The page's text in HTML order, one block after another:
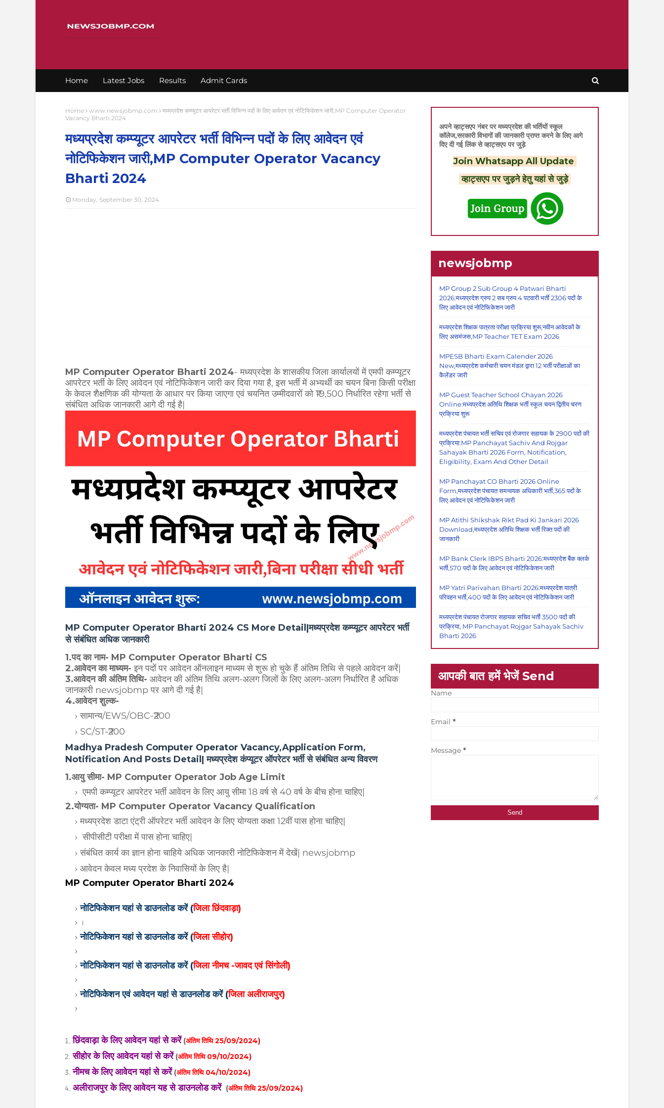
Home Latest Jobs Results Admit Cards
Home www.newsjobmp.com
मध्यप्रदेश कम्प्यूटर आपरेटर भर्ती विभिन्न पदों के लिए आवेदन एवं नोटिफिकेशन जारी,MP Computer Operator
Vacancy Bharti 2024
मध्यप्रदेश कम्प्यूटर आपरेटर भर्ती विभिन्न पदों के लिए आवेदन एवं
नोटिफिकेशन जारी,MP Computer Operator Vacancy
Bharti 2024
Monday, September 30, 2024
MP Computer Operator Bharti 2024- मध्यप्रदेश के शासकीय जिला कार्यालयों में एमपी कम्प्यूटर
आपरेटर भर्ती के लिए आवेदन एवं नोटिफिकेशन जारी कर दिया गया है, इस भर्ती में अभ्यर्थी का चयन बिना किसी परीक्षा
के केवल शैक्षणिक की योग्यता के आधार पर किया जाएगा एवं चयनित उम्मीदवारों को ₹19,500 निर्धारित रहेगा भर्ती से
संबंधित अधिक जानकारी आगे दी गई है|
MP Computer Operator Bharti 2024 CS More Detail|मध्यप्रदेश कम्प्यूटर आपरेटर भर्ती
से संबंधित अधिक जानकारी
1.पद का नाम- MP Computer Operator Bharti CS
2.आवेदन का माध्यम-इन पदों पर आवेदन ऑनलाइन माध्यम से शुरू हो चुके हैं अंतिम तिथि से पहले आवेदन करें|
3.आवेदन की अंतिम तिथि- आवेदन की अंतिम तिथि अलग-अलग जिलों के लिए अलग-अलग निर्धारित है अधिक
जानकारी newsjobmp पर आगे दी गई है|
4.आवेदन शुल्क-
सामान्य/EWS/OBC-₹200
SC/ST-₹200
Madhya Pradesh Computer Operator Vacancy,Application Form,
Notification And Posts Detail| मध्यप्रदेश कंप्यूटर ऑपरेटर भर्ती से संबंधित अन्य विवरण
1.आयु सीमा- MP Computer Operator Job Age Limit
एमपी कम्प्यूटर आपरेटर भर्ती आवेदन के लिए आयु सीमा 18 वर्ष से 40 वर्ष के बीच होना चाहिए|
2.योग्यता- MP Computer Operator Vacancy Qualification
मध्यप्रदेश डाटा एंट्री ऑपरेटर भर्ती आवेदन के लिए योग्यता कक्षा 12वीं पास होना चाहिए|
सीपीसीटी परीक्षा में पास होना चाहिए|
संबंधित कार्य का ज्ञान होना चाहिये अधिक जानकारी नोटिफिकेशन में देखें| newsjobmp
आवेदन केवल मध्य प्रदेश के निवासियों के लिए है|
MP Computer Operator Bharti 2024
नोटिफिकेशन यहां से डाउनलोड करें (जिला छिंदवाड़ा)
।
नोटिफिकेशन यहां से डाउनलोड करें (जिला सीहोर)
नोटिफिकेशन यहां से डाउनलोड करें (जिला नीमच -जावद एवं सिंगोली)
नोटिफिकेशन एवं आवेदन यहां से डाउनलोड करें (जिला अलीराजपुर)
छिंदवाड़ा के लिए आवेदन यहां से करें(अंतिम तिथि 25/09/2024)
सीहोर के लिए आवेदन यहां से करें(अंतिम तिथि 09/10/2024)
नीमच के लिए आवेदन यहां से करें(अंतिम तिथि 04/10/2024)
अलीराजपुर के लिए आवेदन यह से डाउनलोड करें (अंतिम तिथि 25/09/2024)
अपने व्हाट्सएप नंबर पर मध्यप्रदेश की भर्तियों स्कूल
कॉलेज,सरकारी विभागों की जानकारी प्राप्त करने के लिए आगे
दिए दी गई लिंक से व्हाट्सएप पर जुड़े
Join Whatsapp All Update
व्हाट्सएप पर जुड़ने हेतु यहां से जुड़े
newsjobmp
MP Group 2 Sub Group 4 Patwari Bharti
2026:मध्यप्रदेश ग्रुप 2 सब ग्रुप 4 पटवारी भर्ती 2306 पदों के
लिए आवेदन एवं नोटिफिकेशन जारी
मध्यप्रदेश शिक्षक पात्रता परीक्षा प्रक्रिया शुरू,नवीन आवेदकों के
लिए असमंजस,MP Teacher TET Exam 2026
MPESB Bharti Exam Calender 2026
New,मध्यप्रदेश कर्मचारी चयन मंडल द्वारा 12 भर्ती परीक्षाओं का
कैलेंडर जारी
MP Guest Teacher School Chayan 2026
Online:मध्यप्रदेश अतिथि शिक्षक भर्ती स्कूल चयन द्वितीय चरण
प्रक्रिया शुरू
मध्यप्रदेश पंचायत भर्ती सचिव एवं रोजगार सहायक के 2900 पदों की
प्रक्रिया:MP Panchayat Sachiv And Rojgar
Sahayak Bharti 2026 Form, Notification,
Eligibility, Exam And Other Detail
MP Panchayat CO Bharti 2026 Online
Form,मध्यप्रदेश पंचायत समन्वयक अधिकारी भर्ती,365 पदों के
लिए आवेदन एवं नोटिफिकेशन जारी
MP Atithi Shikshak Rikt Pad Ki Jankari 2026
Download,मध्यप्रदेश अतिथि शिक्षक भर्ती रिक्त पदों की
जानकारी
MP Bank Clerk IBPS Bharti 2026:मध्यप्रदेश बैंक क्लर्क
भर्ती,570 पदों के लिए आवेदन एवं नोटिफिकेशन जारी
MP Yatri Parivahan Bharti 2026:मध्यप्रदेश यात्री
परिवहन भर्ती,400 पदों के लिए आवेदन एवं नोटिफिकेशन जारी
मध्यप्रदेश पंचायत रोजगार सहायक सचिव भर्ती 3500 पदों की
प्रक्रिया, MP Panchayat Rojgar Sahayak Sachiv
Bharti 2026
आपकी बात हमें भेजें Send
Name
Email *
Message *